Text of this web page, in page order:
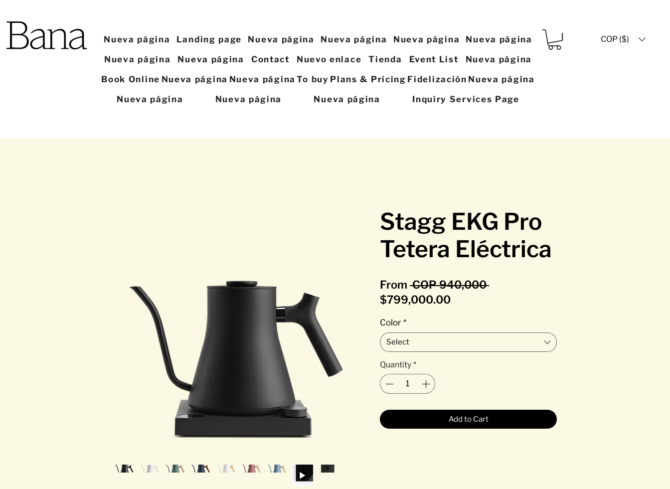
Nueva página Landing page Nueva página Nueva página Nueva página
Nueva página
Nueva página
Nueva página Contact Nuevo enlace Tienda Event List
Nueva página
Book Online Nueva página Nueva página To buy Plans & Pricing Fidelización Nueva página
Nueva página
Nueva página Nueva página Inquiry Services Page
COP ($)
Stagg EKG Pro
Tetera Eléctrica
From COP 940,000 Regular Price
$799,000.00Sale Price
Color *
Select
Quantity *
Add to Cart